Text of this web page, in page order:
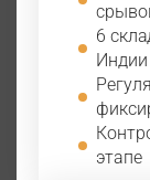
6
этапе